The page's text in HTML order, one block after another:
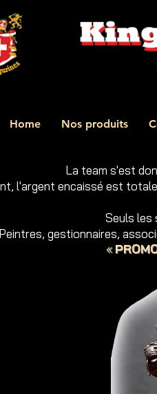
Home Nos produits
La team s'est
l'argent encaissé est
Seuls les
Peintres, gestionnaires,
«